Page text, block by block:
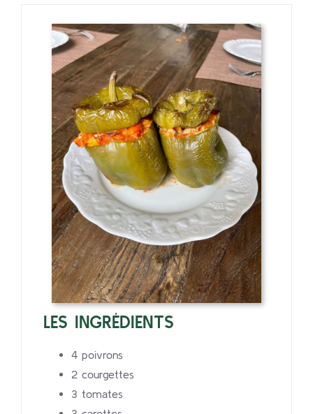
LES INGRÉDIENTS
4 poivrons
2 courgettes
3 tomates